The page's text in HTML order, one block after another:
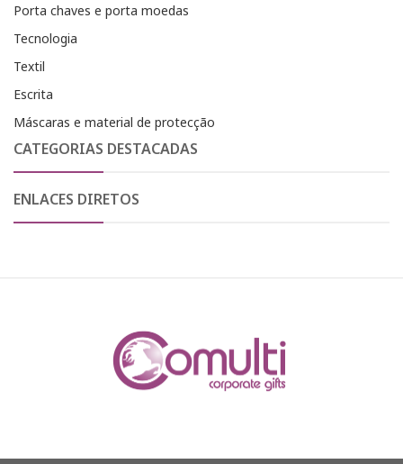
Porta chaves e porta moedas
Tecnologia
Textil
Escrita
Máscaras e material de protecção
CATEGORIAS DESTACADAS
ENLACES DIRETOS